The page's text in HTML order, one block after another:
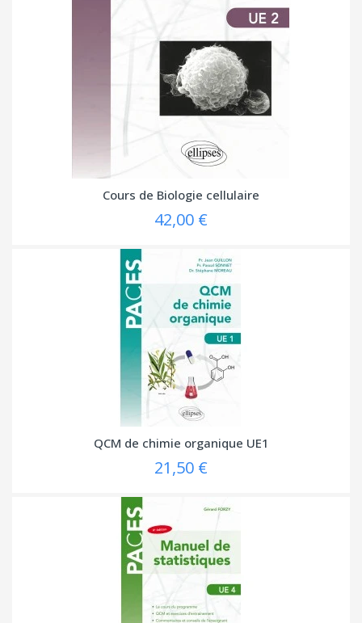
Cours de Biologie cellulaire
42,00 €
QCM de chimie organique UE1
21,50 €